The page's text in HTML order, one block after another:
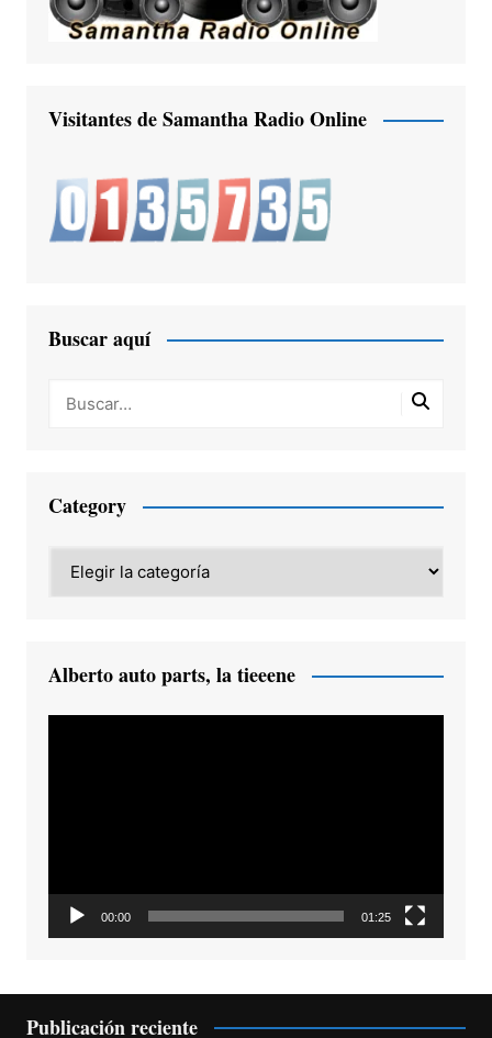
Visitantes de Samantha Radio Online
Buscar aquí
Category
Alberto auto parts, la tieeene
00:00 01:25
Publicación reciente